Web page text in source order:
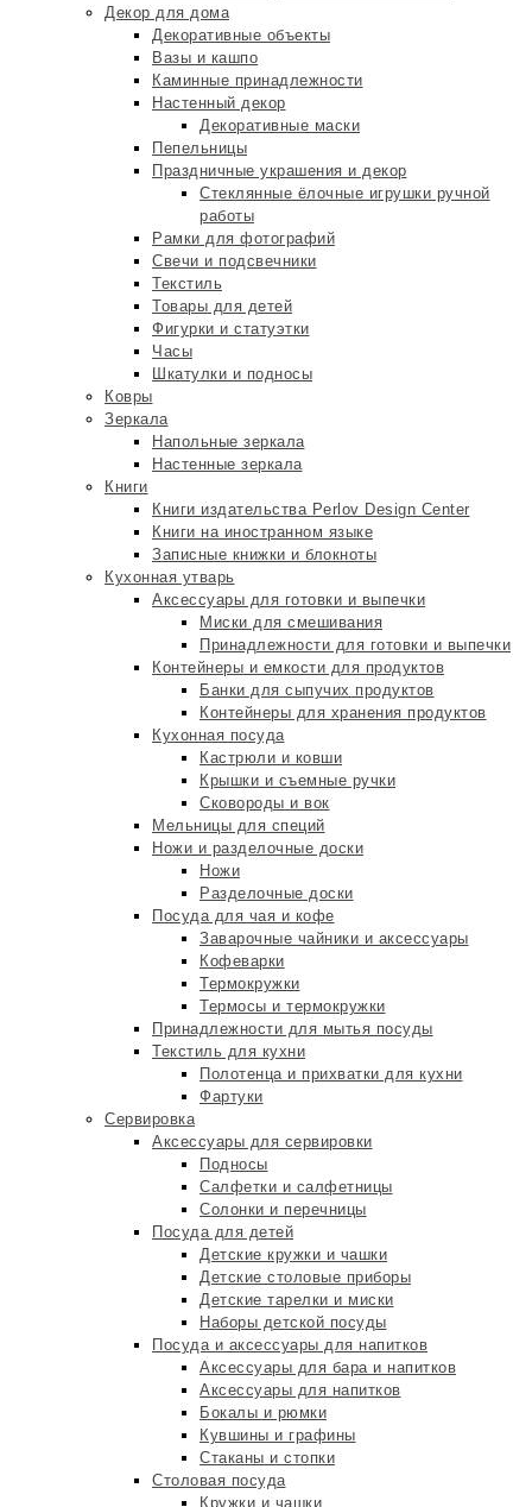
Декор для дома
Декоративные объекты
Вазы и кашпо
Каминные принадлежности
Настенный декор
Декоративные маски
Пепельницы
Праздничные украшения и декор
Стеклянные ёлочные игрушки ручной
работы
Рамки для фотографий
Свечи и подсвечники
Текстиль
Товары для детей
Фигурки и статуэтки
Часы
Шкатулки и подносы
Ковры
Зеркала
Напольные зеркала
Настенные зеркала
Книги
Книги издательства Perlov Design Center
Книги на иностранном языке
Записные книжки и блокноты
Кухонная утварь
Аксессуары для готовки и выпечки
Миски для смешивания
Принадлежности для готовки и выпечки
Контейнеры и емкости для продуктов
Банки для сыпучих продуктов
Контейнеры для хранения продуктов
Кухонная посуда
Кастрюли и ковши
Крышки и съемные ручки
Сковороды и вок
Мельницы для специй
Ножи и разделочные доски
Ножи
Разделочные доски
Посуда для чая и кофе
Заварочные чайники и аксессуары
Кофеварки
Термокружки
Термосы и термокружки
Принадлежности для мытья посуды
Текстиль для кухни
Полотенца и прихватки для кухни
Фартуки
Сервировка
Аксессуары для сервировки
Подносы
Салфетки и салфетницы
Солонки и перечницы
Посуда для детей
Детские кружки и чашки
Детские столовые приборы
Детские тарелки и миски
Наборы детской посуды
Посуда и аксессуары для напитков
Аксессуары для бара и напитков
Аксессуары для напитков
Бокалы и рюмки
Кувшины и графины
Стаканы и стопки
Столовая посуда
Кружки и чашки